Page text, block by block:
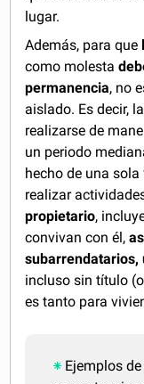
lugar.
Además, para que
como molesta
permanencia, no
aislado. Es decir,
realizarse de
un periodo
hecho de una
realizar
propietario,
convivan con él,
incluso sin título
es tanto para
Ejemplos